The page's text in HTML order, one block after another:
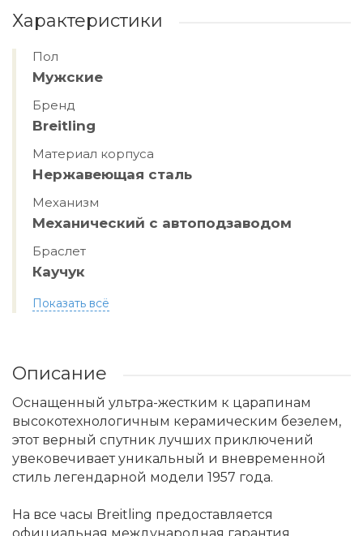
Характеристики
Пол
Мужские
Бренд
Breitling
Материал корпуса
Нержавеющая сталь
Механизм
Механический с автоподзаводом
Браслет
Каучук
Показать всё
Описание
Оснащенный ультра-жестким к царапинам
высокотехнологичным керамическим безелем,
этот верный спутник лучших приключений
увековечивает уникальный и вневременной
стиль легендарной модели 1957 года.
На все часы Breitling предоставляется